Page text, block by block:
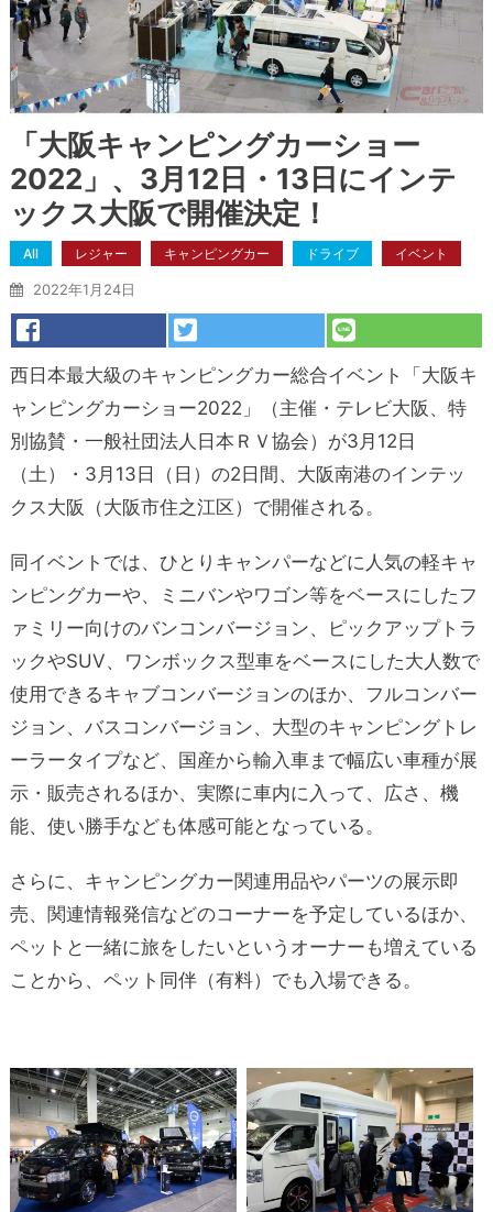
「大阪キャンピングカーショー
2022」、3月12日・13日にインテ
ックス大阪で開催決定！
All レジャー キャンピングカー ドライブ イベント
2022年1月24日
西日本最大級のキャンピングカー総合イベント「大阪キ
ャンピングカーショー2022」（主催・テレビ大阪、特
別協賛・一般社団法人日本ＲＶ協会）が3月12日
（土）・3月13日（日）の2日間、大阪南港のインテッ
クス大阪（大阪市住之江区）で開催される。
同イベントでは、ひとりキャンパーなどに人気の軽キャ
ンピングカーや、ミニバンやワゴン等をベースにしたフ
ァミリー向けのバンコンバージョン、ピックアップトラ
ックやSUV、ワンボックス型車をベースにした大人数で
使用できるキャブコンバージョンのほか、フルコンバー
ジョン、バスコンバージョン、大型のキャンピングトレ
ーラータイプなど、国産から輸入車まで幅広い車種が展
示・販売されるほか、実際に車内に入って、広さ、機
能、使い勝手なども体感可能となっている。
さらに、キャンピングカー関連用品やパーツの展示即
売、関連情報発信などのコーナーを予定しているほか、
ペットと一緒に旅をしたいというオーナーも増えている
ことから、ペット同伴（有料）でも入場できる。